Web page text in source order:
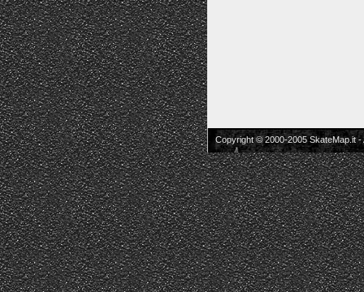
Copyright © 2000-2005 SkateMap.it -